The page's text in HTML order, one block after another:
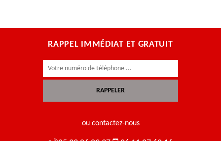
RAPPEL IMMÉDIAT ET GRATUIT
ou contactez-nous